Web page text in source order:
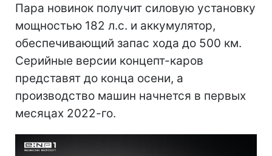
Пара новинок получит силовую установку
мощностью 182 л.с. и аккумулятор,
обеспечивающий запас хода до 500 км.
Серийные версии концепт-каров
представят до конца осени, а
производство машин начнется в первых
месяцах 2022-го.